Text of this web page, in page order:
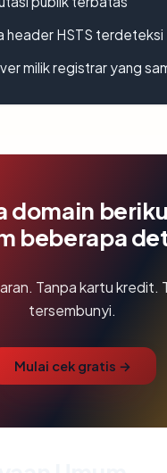
header HSTS terdeteksi
milik registrar yang
domain
beberapa
Tanpa kartu kredit.
tersembunyi.
Mulai cek gratis →